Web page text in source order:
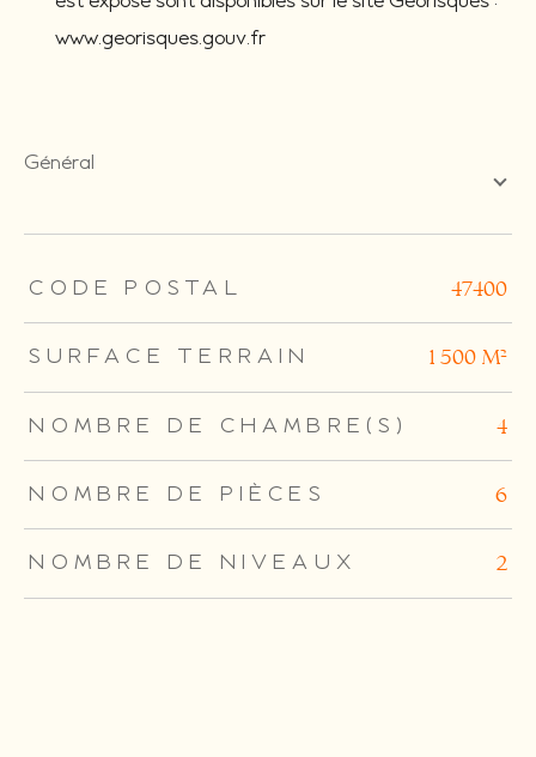
www.georisques.gouv.fr
général
TRAD_ZEPHYR_Caracteristique TRAD_ZEPHYR_Valeurs
CODE POSTAL 47400
SURFACE TERRAIN 1 500 m²
NOMBRE DE CHAMBRE(S) 4
NOMBRE DE PIÈCES 6
NOMBRE DE NIVEAUX 2